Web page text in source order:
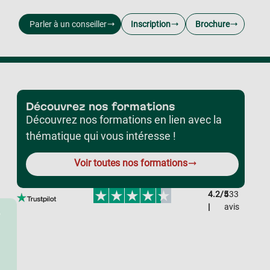
Parler à un conseiller Inscription Brochure
Découvrez nos formations
Découvrez nos formations en lien avec la
thématique qui vous intéresse !
Voir toutes nos formations
4.2/5
|
433
avis